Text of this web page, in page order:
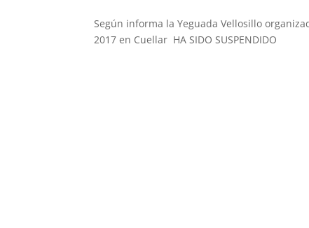
Según informa la Yeguada Vellosillo
2017 en Cuellar HA SIDO SUSPENDIDO